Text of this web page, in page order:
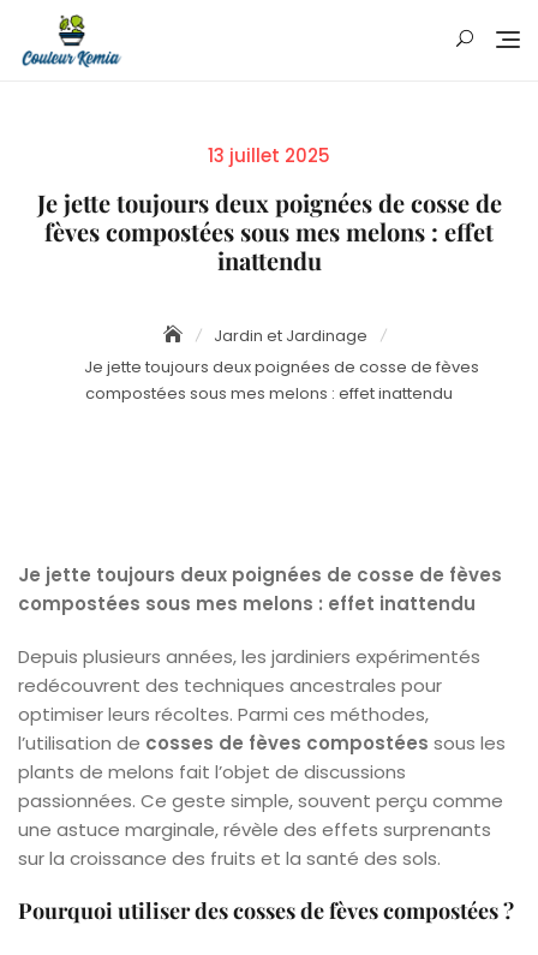
content
Posted
13 juillet 2025
Je jette toujours deux poignées de cosse de
fèves compostées sous mes melons : effet
inattendu
Jardin et Jardinage
Je jette toujours deux poignées de cosse de fèves
compostées sous mes melons : effet inattendu
Je jette toujours deux poignées de cosse de fèves
compostées sous mes melons : effet inattendu
Depuis plusieurs années, les jardiniers expérimentés
redécouvrent des techniques ancestrales pour
optimiser leurs récoltes. Parmi ces méthodes,
l’utilisation de cosses de fèves compostées sous les
plants de melons fait l’objet de discussions
passionnées. Ce geste simple, souvent perçu comme
une astuce marginale, révèle des effets surprenants
sur la croissance des fruits et la santé des sols.
Pourquoi utiliser des cosses de fèves compostées ?